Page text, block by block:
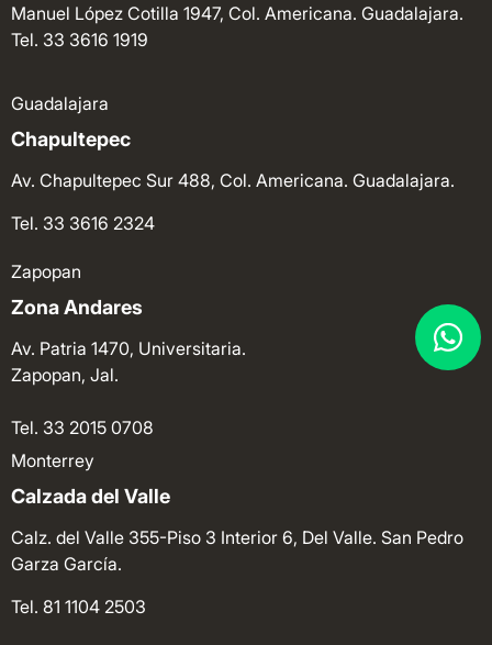
Manuel López Cotilla 1947, Col. Americana. Guadalajara.
Tel. 33 3616 1919
Guadalajara
Chapultepec
Av. Chapultepec Sur 488, Col. Americana. Guadalajara.
Tel. 33 3616 2324
Zapopan
Zona Andares
Av. Patria 1470, Universitaria.
Zapopan, Jal.
Tel. 33 2015 0708
Monterrey
Calzada del Valle
Calz. del Valle 355-Piso 3 Interior 6, Del Valle. San Pedro
Garza García.
Tel. 81 1104 2503